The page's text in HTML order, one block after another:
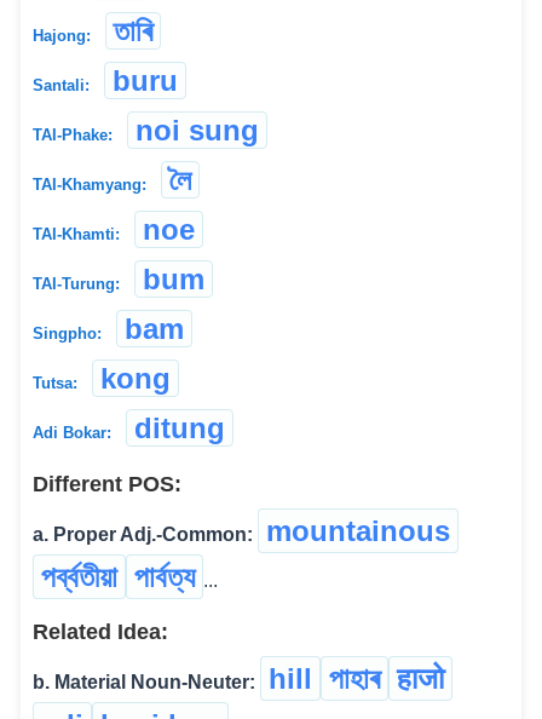
Hajong: তাৰি
Santali: buru
TAI-Phake: noi sung
TAI-Khamyang: লৈ
TAI-Khamti: noe
TAI-Turung: bum
Singpho: bam
Tutsa: kong
Adi Bokar: ditung
Different POS:
a. Proper Adj.-Common:
mountainous
পৰ্ব্বতীয়া পার্বত্য ...
Related Idea:
b. Material Noun-Neuter: hill পাহাৰ हाजो